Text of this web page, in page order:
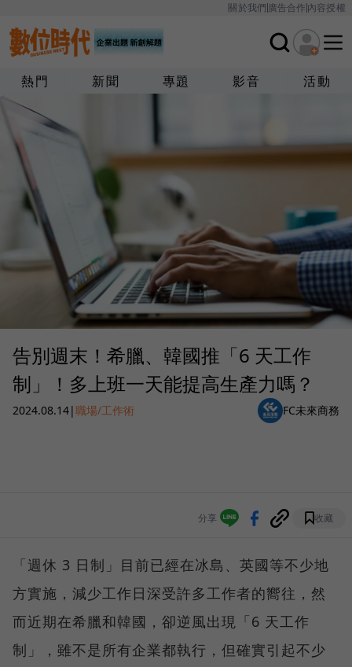
關於我們廣告合作內容授權
熱門 新聞 專題 影音 活動
告別週末！希臘、韓國推「6 天工作
制」！多上班一天能提高生產力嗎？
2024.08.14|職場/工作術 FC未來商務
分享 收藏
「週休 3 日制」目前已經在冰島、英國等不少地
方實施，減少工作日深受許多工作者的嚮往，然
而近期在希臘和韓國，卻逆風出現「6 天工作
制」，雖不是所有企業都執行，但確實引起不少